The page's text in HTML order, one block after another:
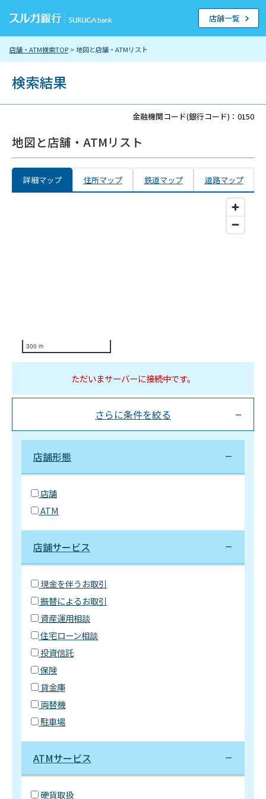
店舗・ATM検索TOP > 地図と店舗・ATMリスト
店舗一覧
検索結果
金融機関コード(銀行コード)：0150
地図と店舗・ATMリスト
詳細マップ 住所マップ 鉄道マップ 道路マップ
300 m
ただいまサーバーに接続中です。
さらに条件を絞る
店舗形態
店舗
ATM
店舗サービス
現金を伴うお取引
振替によるお取引
資産運用相談
住宅ローン相談
投資信託
保険
貸金庫
両替機
駐車場
ATMサービス
硬貨取扱